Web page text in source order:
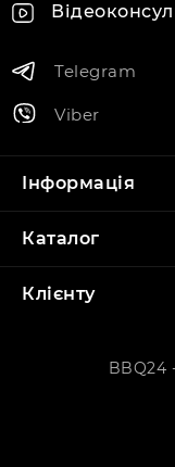
Telegram
Viber
Інформація
Каталог
Клієнту
BBQ24